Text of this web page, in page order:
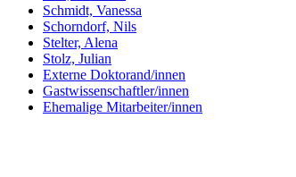
Schmidt, Vanessa
Schorndorf, Nils
Stelter, Alena
Stolz, Julian
Externe Doktorand/innen
Gastwissenschaftler/innen
Ehemalige Mitarbeiter/innen